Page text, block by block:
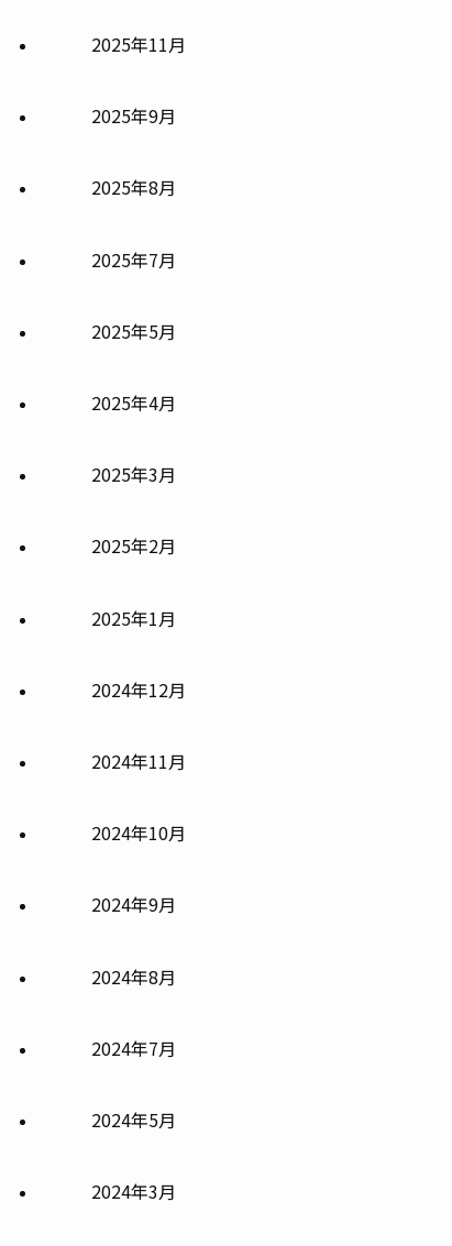
2025年11月
2025年9月
2025年8月
2025年7月
2025年5月
2025年4月
2025年3月
2025年2月
2025年1月
2024年12月
2024年11月
2024年10月
2024年9月
2024年8月
2024年7月
2024年5月
2024年3月